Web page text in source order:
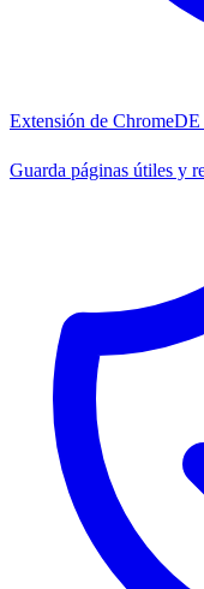
Extensión de ChromeDE
Guarda páginas útiles y